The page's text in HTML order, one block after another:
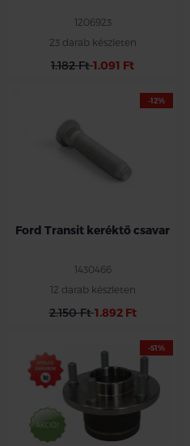
1206923
23 darab készleten
1.182 Ft1.091 Ft
-12%
Ford Transit keréktő csavar
1430466
12 darab készleten
2.150 Ft1.892 Ft
Ezen az áron csak 1db, a készlet
erejéig !!
-51%